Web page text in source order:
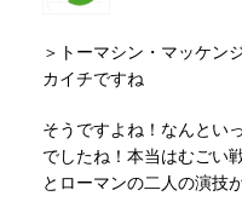
＞トーマシン・マッケン
カイチですね
そうですよね！なんとい
でしたね！本当はむごい
とローマンの二人の演技